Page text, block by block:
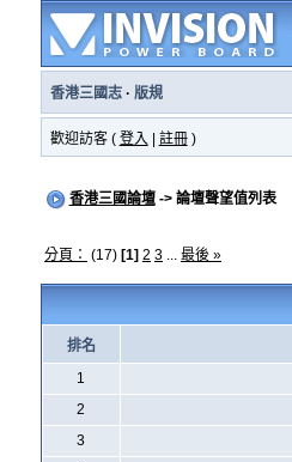
香港三國志· 版規
歡迎訪客 ( 登入 註冊)
香港三國論壇-> 論壇聲望值列表
分頁： (17) [1] 2 3... 最後 »
排名
1
2
3